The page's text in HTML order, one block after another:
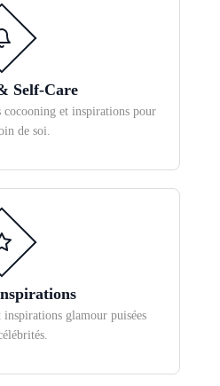
Self-Care
et inspirations pour
de soi.
glamour puisées